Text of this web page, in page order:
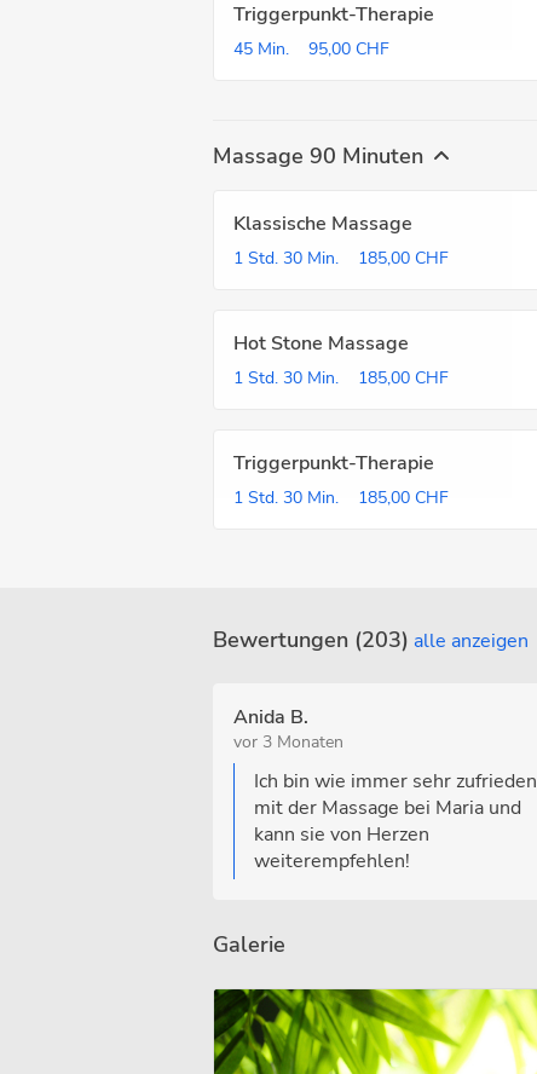
Triggerpunkt-Therapie
45 Min. 95,00 CHF
Massage 90 Minuten
Klassische Massage
1 Std. 30 Min. 185,00 CHF
Hot Stone Massage
1 Std. 30 Min. 185,00 CHF
Triggerpunkt-Therapie
1 Std. 30 Min. 185,00 CHF
Bewertungen (203) alle anzeigen
Anida B.
vor 3 Monaten
Ich bin wie immer sehr zufrieden
mit der Massage bei Maria und
kann sie von Herzen
weiterempfehlen!
Galerie